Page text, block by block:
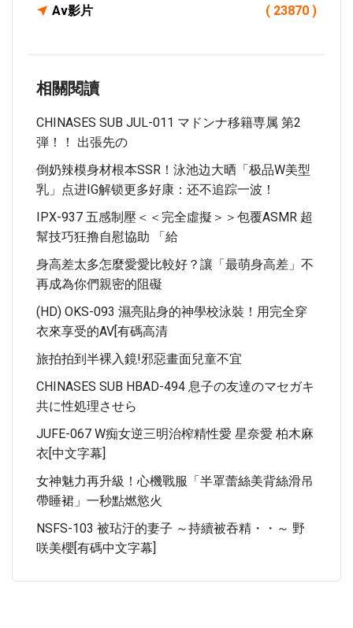
Av影片 ( 23870 )
相關閱讀
CHINASES SUB JUL-011 マドンナ移籍専属 第2
弾！！ 出張先の
倒奶辣模身材根本SSR！泳池边大晒「极品W美型
乳」点进IG解锁更多好康：还不追踪一波！
IPX-937 五感制壓＜＜完全虛擬＞＞包覆ASMR 超
幫技巧狂撸自慰協助 「給
身高差太多怎麼愛愛比較好？讓「最萌身高差」不
再成為你們親密的阻礙
(HD) OKS-093 濕亮貼身的神學校泳裝！用完全穿
衣來享受的AV[有碼高清
旅拍拍到半裸入鏡!邪惡畫面兒童不宜
CHINASES SUB HBAD-494 息子の友達のマセガキ
共に性処理させら
JUFE-067 W痴女逆三明治榨精性愛 星奈愛 柏木麻
衣[中文字幕]
女神魅力再升級！心機戰服「半罩蕾絲美背絲滑吊
帶睡裙」一秒點燃慾火
NSFS-103 被玷汙的妻子 ～持續被吞精・・～ 野
咲美櫻[有碼中文字幕]